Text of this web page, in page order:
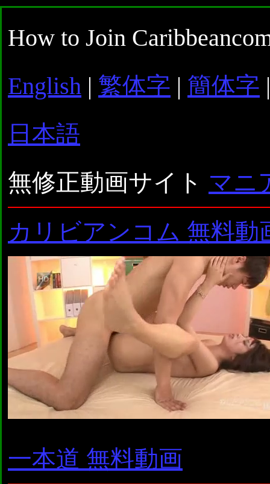
How to Join
English | 繁体字 | 簡体字
日本語
無修正動画サイト マニ
カリビアンコム 無料動
一本道 無料動画